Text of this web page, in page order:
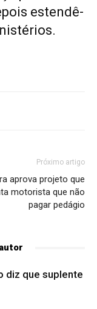
estendê-
Próximo artigo
aprova projeto que
motorista que não
pagar pedágio
diz que suplente